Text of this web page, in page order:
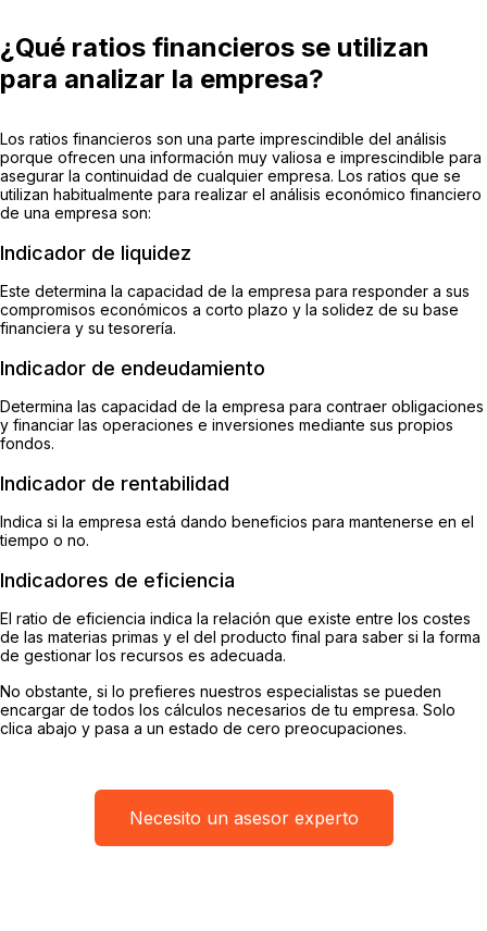
¿Qué ratios financieros se utilizan
para analizar la empresa?
Los ratios financieros son una parte imprescindible del análisis
porque ofrecen una información muy valiosa e imprescindible para
asegurar la continuidad de cualquier empresa. Los ratios que se
utilizan habitualmente para realizar el análisis económico financiero
de una empresa son:
Indicador de liquidez
Este determina la capacidad de la empresa para responder a sus
compromisos económicos a corto plazo y la solidez de su base
financiera y su tesorería.
Indicador de endeudamiento
Determina las capacidad de la empresa para contraer obligaciones
y financiar las operaciones e inversiones mediante sus propios
fondos.
Indicador de rentabilidad
Indica si la empresa está dando beneficios para mantenerse en el
tiempo o no.
Indicadores de eficiencia
El ratio de eficiencia indica la relación que existe entre los costes
de las materias primas y el del producto final para saber si la forma
de gestionar los recursos es adecuada.
No obstante, si lo prefieres nuestros especialistas se pueden
encargar de todos los cálculos necesarios de tu empresa. Solo
clica abajo y pasa a un estado de cero preocupaciones.
Necesito un asesor experto